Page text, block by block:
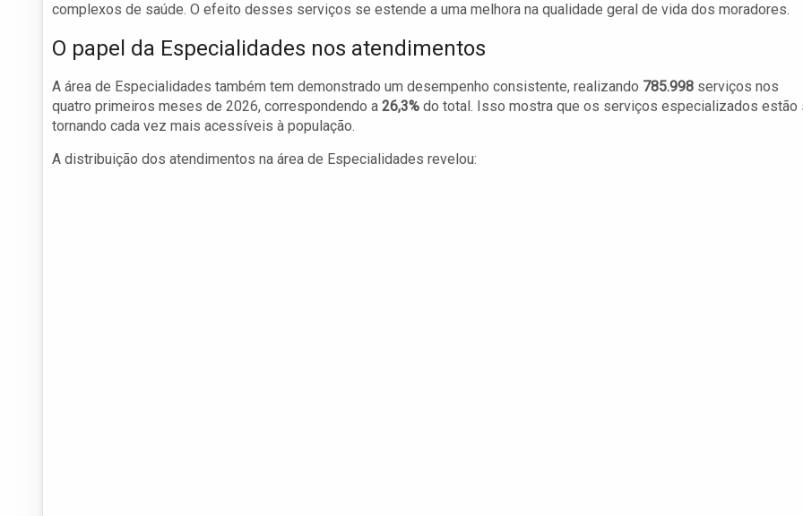
complexos de saúde. O efeito desses serviços se estende a uma melhora na qualidade geral de vida dos moradores.
O papel da Especialidades nos atendimentos
A área de Especialidades também tem demonstrado um desempenho consistente, realizando 785.998 serviços nos
quatro primeiros meses de 2026, correspondendo a 26,3% do total. Isso mostra que os serviços especializados estão
tornando cada vez mais acessíveis à população.
A distribuição dos atendimentos na área de Especialidades revelou: